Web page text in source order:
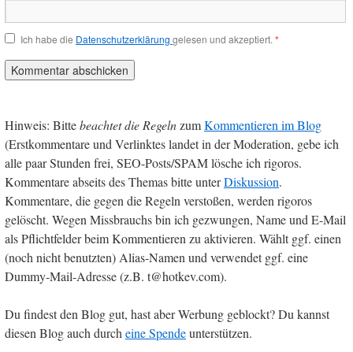
Ich habe die Datenschutzerklärung gelesen und akzeptiert. *
Hinweis: Bittebeachtet die RegelnzumKommentieren im Blog
(Erstkommentare und Verlinktes landet in der Moderation, gebe ich
alle paar Stunden frei, SEO-Posts/SPAM lösche ich rigoros.
Kommentare abseits des Themas bitte unterDiskussion.
Kommentare, die gegen die Regeln verstoßen, werden rigoros
gelöscht. Wegen Missbrauchs bin ich gezwungen, Name und E-Mail
als Pflichtfelder beim Kommentieren zu aktivieren. Wählt ggf. einen
(noch nicht benutzten) Alias-Namen und verwendet ggf. eine
Dummy-Mail-Adresse (z.B. t@hotkev.com).
Du findest den Blog gut, hast aber Werbung geblockt? Du kannst
diesen Blog auch durcheine Spendeunterstützen.